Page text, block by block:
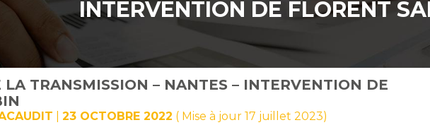
INTERVENTION DE FLORENT
TRANSMISSION – NANTES – INTERVENTION DE
|23 OCTOBRE 2022 ( Mise à jour 17 juillet 2023)